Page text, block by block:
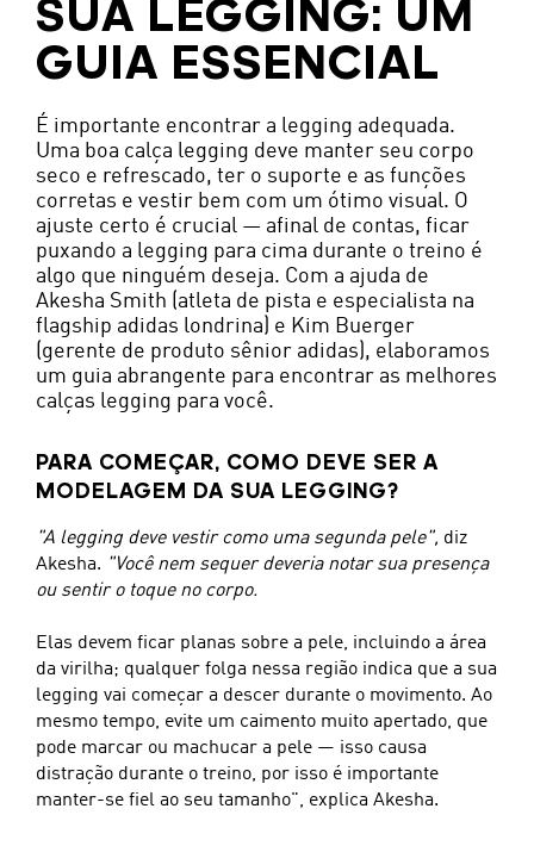
SUA LEGGING: UM
GUIA ESSENCIAL
É importante encontrar a legging adequada.
Uma boa calça legging deve manter seu corpo
seco e refrescado, ter o suporte e as funções
corretas e vestir bem com um ótimo visual. O
ajuste certo é crucial — afinal de contas, ficar
puxando a legging para cima durante o treino é
algo que ninguém deseja. Com a ajuda de
Akesha Smith (atleta de pista e especialista na
flagship adidas londrina) e Kim Buerger
(gerente de produto sênior adidas), elaboramos
um guia abrangente para encontrar as melhores
calças legging para você.
PARA COMEÇAR, COMO DEVE SER A
MODELAGEM DA SUA LEGGING?
"A legging deve vestir como uma segunda pele", diz
Akesha. "Você nem sequer deveria notar sua presença
ou sentir o toque no corpo.
Elas devem ficar planas sobre a pele, incluindo a área
da virilha; qualquer folga nessa região indica que a sua
legging vai começar a descer durante o movimento. Ao
mesmo tempo, evite um caimento muito apertado, que
pode marcar ou machucar a pele — isso causa
distração durante o treino, por isso é importante
manter-se fiel ao seu tamanho", explica Akesha.